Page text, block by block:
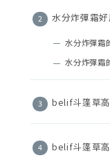
水分炸彈霜好
水分炸彈霜
水分炸彈霜
belif斗篷草
belif斗篷草